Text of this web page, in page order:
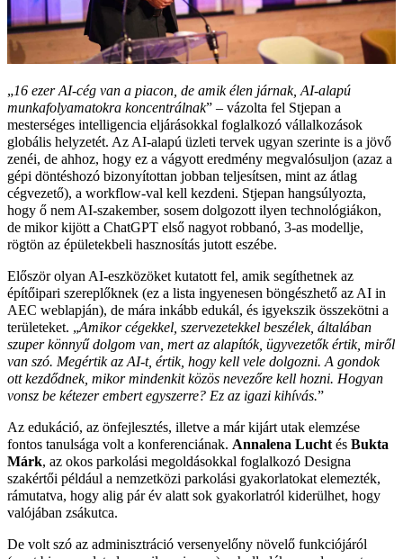
„16 ezer AI-cég van a piacon, de amik élen járnak, AI-alapú
munkafolyamatokra koncentrálnak” – vázolta fel Stjepan a
mesterséges intelligencia eljárásokkal foglalkozó vállalkozások
globális helyzetét. Az AI-alapú üzleti tervek ugyan szerinte is a jövő
zenéi, de ahhoz, hogy ez a vágyott eredmény megvalósuljon (azaz a
gépi döntéshozó bizonyítottan jobban teljesítsen, mint az átlag
cégvezető), a workflow-val kell kezdeni. Stjepan hangsúlyozta,
hogy ő nem AI-szakember, sosem dolgozott ilyen technológiákon,
de mikor kijött a ChatGPT első nagyot robbanó, 3-as modellje,
rögtön az épületekbeli hasznosítás jutott eszébe.
Először olyan AI-eszközöket kutatott fel, amik segíthetnek az
építőipari szereplőknek (ez a lista ingyenesen böngészhető az AI in
AEC weblapján), de mára inkább edukál, és igyekszik összekötni a
területeket. „Amikor cégekkel, szervezetekkel beszélek, általában
szuper könnyű dolgom van, mert az alapítók, ügyvezetők értik, miről
van szó. Megértik az AI-t, értik, hogy kell vele dolgozni. A gondok
ott kezdődnek, mikor mindenkit közös nevezőre kell hozni. Hogyan
vonsz be kétezer embert egyszerre? Ez az igazi kihívás.”
Az edukáció, az önfejlesztés, illetve a már kijárt utak elemzése
fontos tanulsága volt a konferenciának. Annalena Lucht és Bukta
Márk, az okos parkolási megoldásokkal foglalkozó Designa
szakértői például a nemzetközi parkolási gyakorlatokat elemezték,
rámutatva, hogy alig pár év alatt sok gyakorlatról kiderülhet, hogy
valójában zsákutca.
De volt szó az adminisztráció versenyelőny növelő funkciójáról